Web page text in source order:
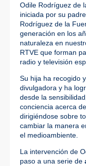
Odile Rodríguez de
iniciada por su
Rodríguez de la
generación en los
naturaleza en
RTVE que forman
radio y televisión
Su hija ha recogido
divulgadora y ha
desde la
conciencia acerca
dirigiéndose sobre
cambiar la manera
el medioambiente.
La intervención de
paso a una serie de